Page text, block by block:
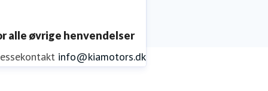
alle øvrige henvendelser
info@kiamotors.dk